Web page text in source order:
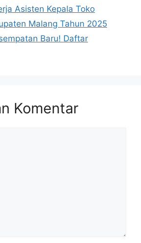
Asisten Kepala Toko
Malang Tahun 2025
Baru! Daftar
Komentar